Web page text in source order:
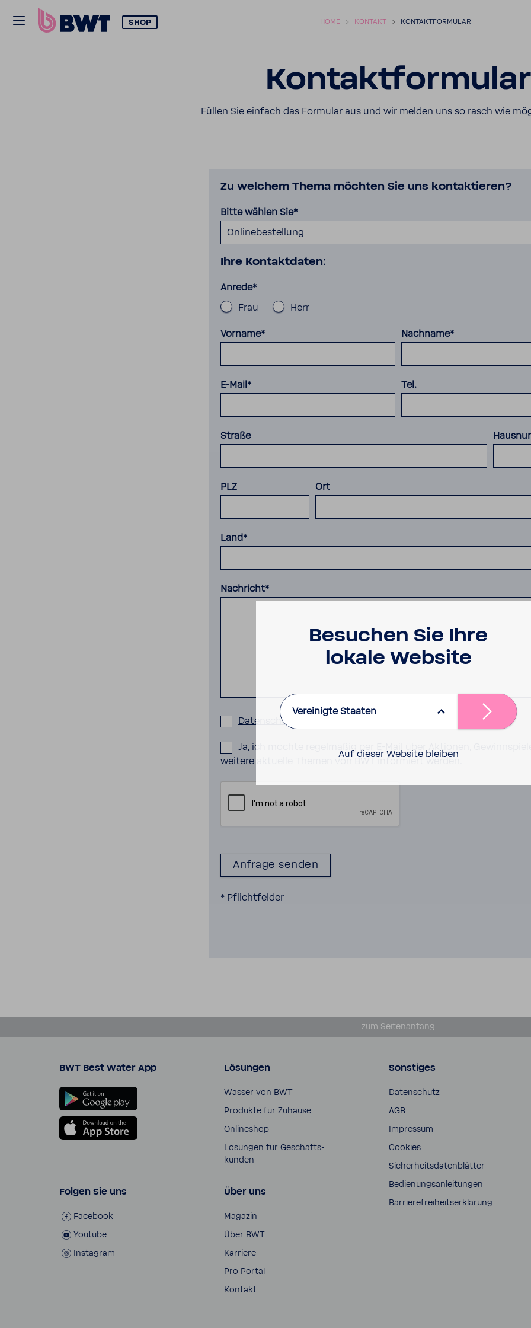
HOME KONTAKT KONTAKT­FOR­MULAR
SHOP
Kontakt­for­mular
Füllen Sie einfach das Formular aus und wir melden uns so rasch wie
Zu welchem Thema möchten Sie uns kontak­tieren?
Bitte wählen Sie*
Onlinebestellung
Ihre Kontakt­daten:
Anrede*
Frau
Herr
Vorname* Nachname*
E-Mail* Tel.
Straße
PLZ Ort
Land*
Nachricht*
Daten­schutz­be­stim­mungen
Ja, ich möchte regelmäßig per E-Mail über Aktionen,
weitere aktuelle Themen von BWT informiert werden.
* Pflicht­felder
zum Seiten­an­fang
BWT Best Water App
Folgen Sie uns
Face­book
Youtube
Insta­gram
Lösungen
Wasser von BWT
Produkte für Zuhause
Online­shop
Lösungen für Geschäfts­
kunden
Über uns
Magazin
Über BWT
Karriere
Pro Portal
Kontakt
Sonstiges
Daten­schutz
AGB
Impressum
Cookies
Sicher­heits­da­ten­blätter
Bedie­nungs­an­lei­tungen
Barrie­re­frei­heits­er­klä­rung
Besu­chen Sie Ihre
lokale Website
Vereinigte Staaten
Auf dieser Website bleiben